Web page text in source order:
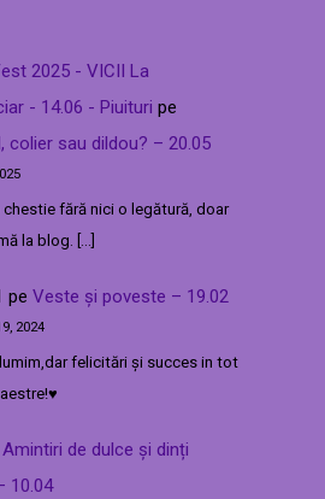
2025 - VICII La
- 14.06 - Piuituri pe
colier sau dildou? – 20.05
chestie fără nici o legătură, doar
la blog. […]
pe Veste și poveste – 19.02
2024
felicitări și succes in tot
Amintiri de dulce și dinți
10.04